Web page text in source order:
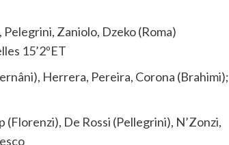
Zaniolo, Dzeko (Roma)
15’2ºET
Herrera, Pereira, Corona (Brahimi);
De Rossi (Pellegrini), N’Zonzi,